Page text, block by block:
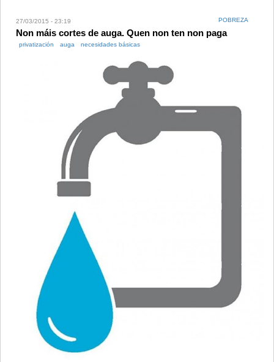
27/03/2015 - 23:19 POBREZA
Non máis cortes de auga. Quen non ten non paga
privatización auga necesidades básicas